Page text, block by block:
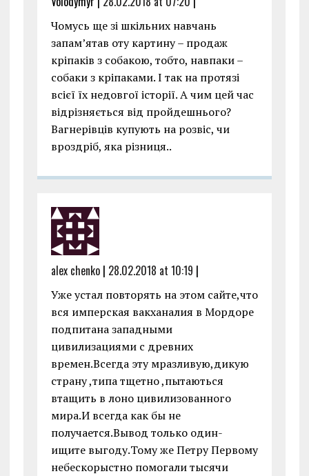
Чомусь ще зі шкільних навчань
запам’ятав оту картину – продаж
кріпаків з собакою, тобто, навпаки –
собаки з кріпаками. І так на протязі
всієї їх недовгої історії. А чим цей час
відрізняється від пройдешнього?
Вагнерівців купують на розвіс, чи
вроздріб, яка різниця..
alex chenko| 28.02.2018 at 10:19 |
Уже устал повторять на этом сайте,что
вся имперская вакханалия в Мордоре
подпитана западными
цивилизациями с древних
времен.Всегда эту мразливую,дикую
страну ,типа тщетно ,пытаються
втащить в лоно цивилизованного
мира.И всегда как бы не
получается.Вывод только один-
ищите выгоду.Тому же Петру Первому
небескорыстно помогали тысячи